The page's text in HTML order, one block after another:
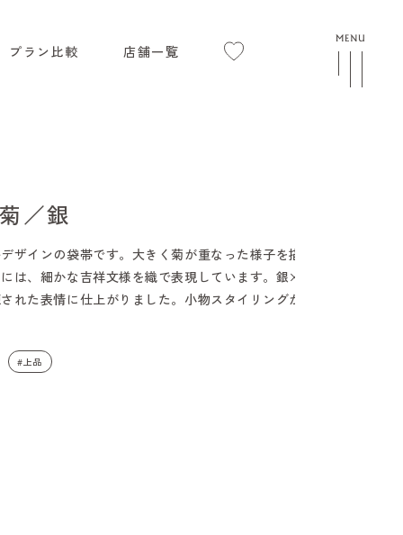
プラン比較 店舗一覧
／銀
ザインの袋帯です。大きく菊が重なった様子を描きま
は、細かな吉祥文様を織で表現しています。銀×青の
れた表情に仕上がりました。小物スタイリングが映え
#上品